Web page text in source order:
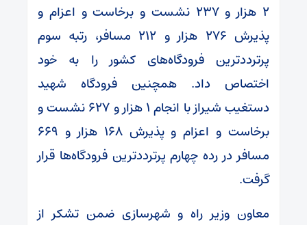
۲ هزار و ۲۳۷ نشست و برخاست و اعزام و
پذیرش ۲۷۶ هزار و ۲۱۲ مسافر، رتبه سوم
پرترددترین فرودگاه‌های کشور را به خود
اختصاص داد. همچنین فرودگاه شهید
دستغیب شیراز با انجام ۱ هزار و ۶۲۷ نشست و
برخاست و اعزام و پذیرش ۱۶۸ هزار و ۶۶۹
مسافر در رده چهارم پرترددترین فرودگاه‌ها قرار
گرفت.
معاون وزیر راه و شهرسازی ضمن تشکر از